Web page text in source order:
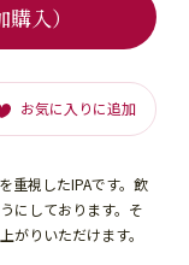
重視したIPAです。飲
にしております。そ
がりいただけます。
お気に入りに追加
入）